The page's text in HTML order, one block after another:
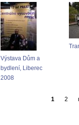
Výstava Dům a
bydlení, Liberec
2008
1 2